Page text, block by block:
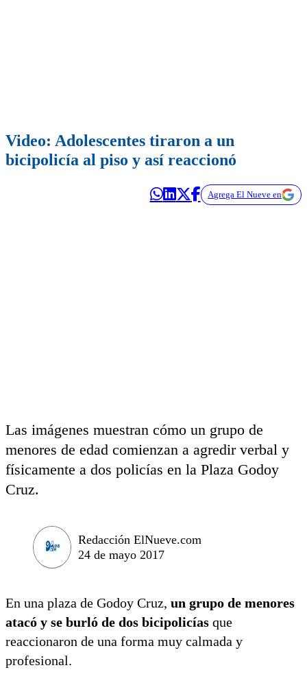
Video: Adolescentes tiraron a un
bicipolicía al piso y así reaccionó
Agrega El Nueve en
Las imágenes muestran cómo un grupo de
menores de edad comienzan a agredir verbal y
físicamente a dos policías en la Plaza Godoy
Cruz.
Redacción ElNueve.com
24 de mayo 2017
En una plaza de Godoy Cruz, un grupo de menores
atacó y se burló de dos bicipolicías que
reaccionaron de una forma muy calmada y
profesional.